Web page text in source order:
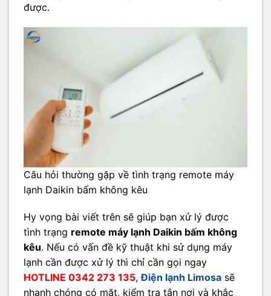
được.
Câu hỏi thường gặp về tình trạng remote máy
lạnh Daikin bấm không kêu
Hy vọng bài viết trên sẽ giúp bạn xử lý được
tình trạng remote máy lạnh Daikin bấm không
kêu. Nếu có vấn đề kỹ thuật khi sử dụng máy
lạnh cần được xử lý thì chỉ cần gọi ngay
HOTLINE 0342 273 135,Điện lạnh Limosa sẽ
nhanh chóng có mặt, kiểm tra tận nơi và khắc